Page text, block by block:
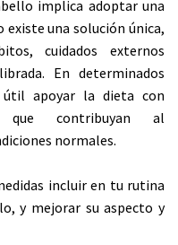
implica adoptar una
una solución única,
cuidados externos
En determinados
útil apoyar la dieta con
que contribuyan al
normales.
incluir en tu rutina
y mejorar su aspecto y